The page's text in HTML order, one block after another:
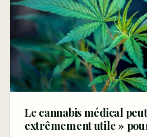
Le cannabis médical
extrêmement utile »